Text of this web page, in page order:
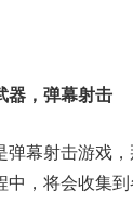
器，弹幕射击
弹幕射击游戏
中，将会收集